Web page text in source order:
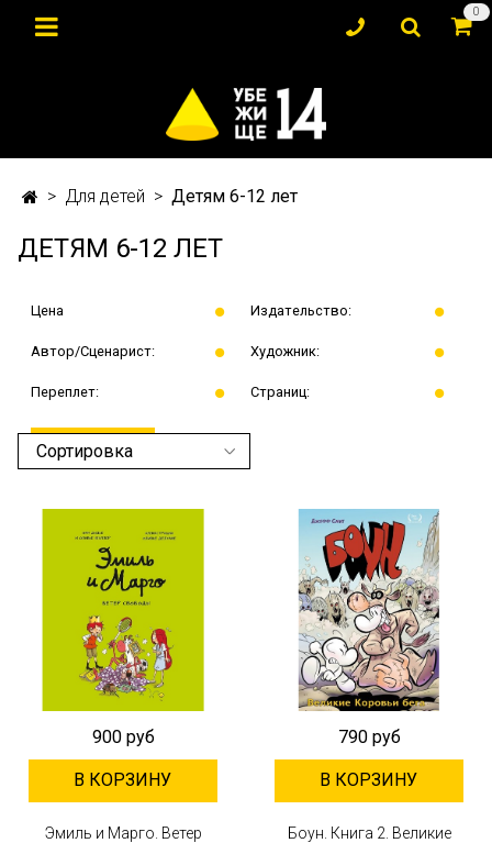
0
Для детей Детям 6-12 лет
ДЕТЯМ 6-12 ЛЕТ
Цена Издательство:
Автор/Сценарист: Художник:
Переплет: Страниц:
ПРИМЕНИТЬ
900 руб
В КОРЗИНУ
Эмиль и Марго. Ветер
790 руб
В КОРЗИНУ
Боун. Книга 2. Великие